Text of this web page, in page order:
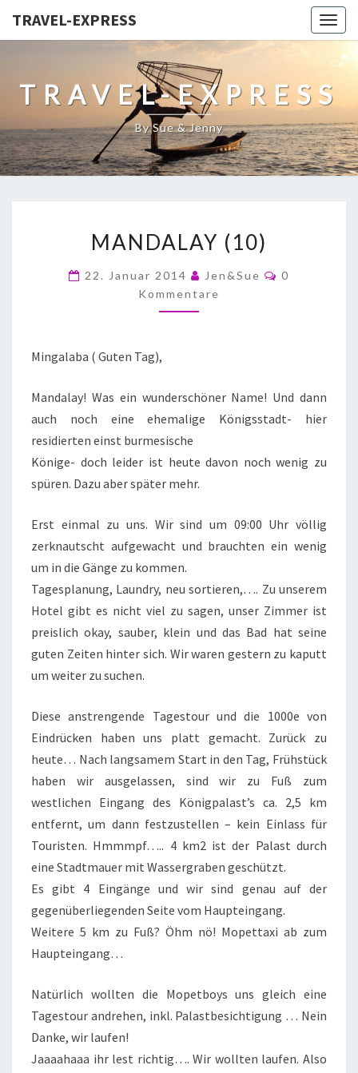
TRAVEL-EXPRESS
TRAVEL-EXPRESS
By Sue & Jenny
MANDALAY (10)
22. Januar 2014 Jen&Sue
0
Kommentare
Mingalaba ( Guten Tag),
Mandalay! Was ein wunderschöner Name! Und dann
auch noch eine ehemalige Königsstadt- hier
residierten einst burmesische
Könige- doch leider ist heute davon noch wenig zu
spüren. Dazu aber später mehr.
Erst einmal zu uns. Wir sind um 09:00 Uhr völlig
zerknautscht aufgewacht und brauchten ein wenig
um in die Gänge zu kommen.
Tagesplanung, Laundry, neu sortieren,…. Zu unserem
Hotel gibt es nicht viel zu sagen, unser Zimmer ist
preislich okay, sauber, klein und das Bad hat seine
guten Zeiten hinter sich. Wir waren gestern zu kaputt
um weiter zu suchen.
Diese anstrengende Tagestour und die 1000e von
Eindrücken haben uns platt gemacht. Zurück zu
heute… Nach langsamem Start in den Tag, Frühstück
haben wir ausgelassen, sind wir zu Fuß zum
westlichen Eingang des Königpalast’s ca. 2,5 km
entfernt, um dann festzustellen – kein Einlass für
Touristen. Hmmmpf….. 4 km2 ist der Palast durch
eine Stadtmauer mit Wassergraben geschützt.
Es gibt 4 Eingänge und wir sind genau auf der
gegenüberliegenden Seite vom Haupteingang.
Weitere 5 km zu Fuß? Öhm nö! Mopettaxi ab zum
Haupteingang…
Natürlich wollten die Mopetboys uns gleich eine
Tagestour andrehen, inkl. Palastbesichtigung … Nein
Danke, wir laufen!
Jaaaahaaa ihr lest richtig…. Wir wollten laufen. Also